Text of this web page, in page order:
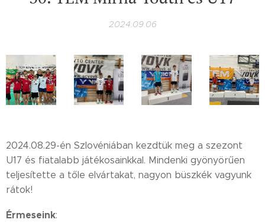
2024.09.06
2024.08.29-én Szlovéniában kezdtük meg a szezont
U17 és fiatalabb játékosainkkal. Mindenki gyönyörűen
teljesítette a tőle elvártakat, nagyon büszkék vagyunk
rátok!
Érmeseink: